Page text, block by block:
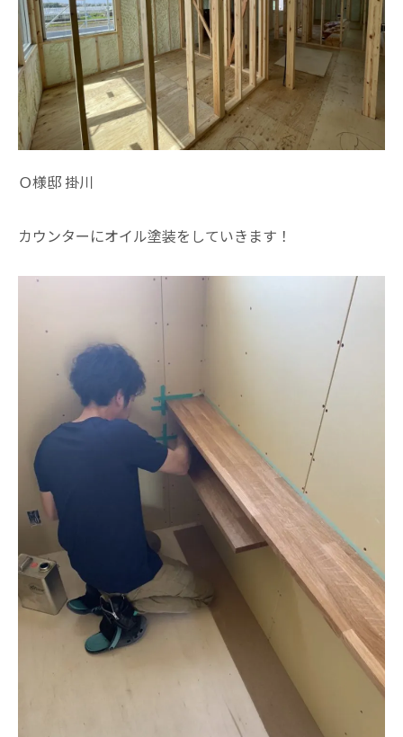
Ｏ様邸 掛川
カウンターにオイル塗装をしていきます！